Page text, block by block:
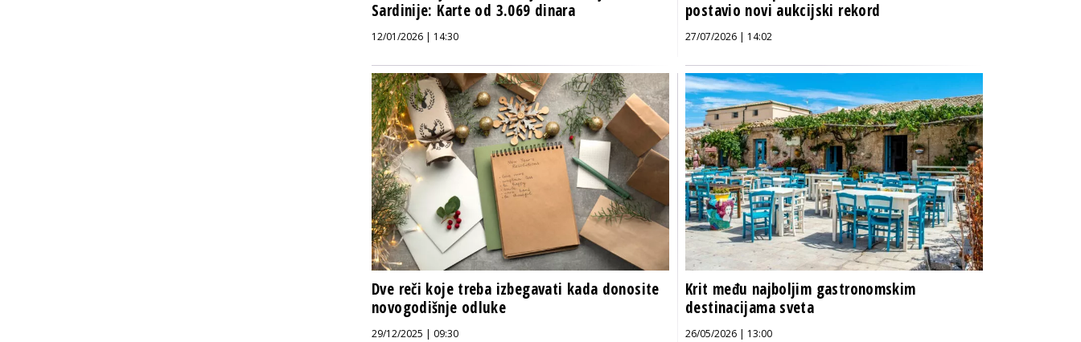
Sardinije: Karte od 3.069 dinara
12/01/2026 | 14:30
postavio novi aukcijski rekord
27/07/2026 | 14:02
Dve reči koje treba izbegavati kada donosite
novogodišnje odluke
29/12/2025 | 09:30
Krit među najboljim gastronomskim
destinacijama sveta
26/05/2026 | 13:00